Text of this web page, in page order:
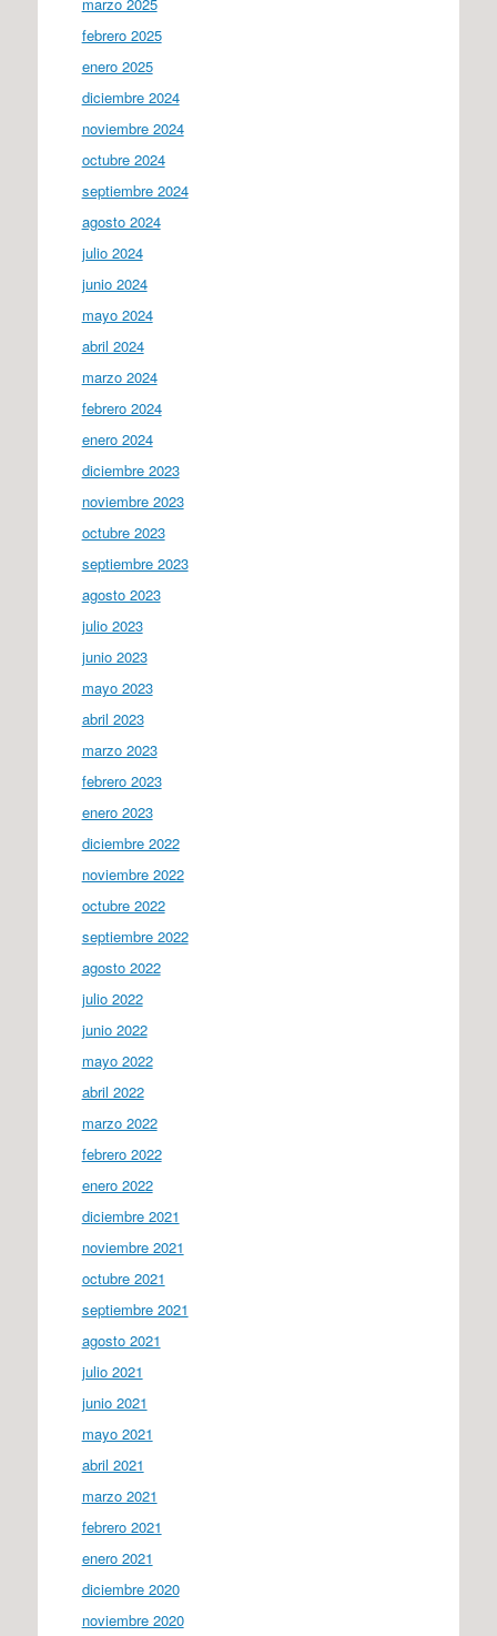
febrero 2025
enero 2025
diciembre 2024
noviembre 2024
octubre 2024
septiembre 2024
agosto 2024
julio 2024
junio 2024
mayo 2024
abril 2024
marzo 2024
febrero 2024
enero 2024
diciembre 2023
noviembre 2023
octubre 2023
septiembre 2023
agosto 2023
julio 2023
junio 2023
mayo 2023
abril 2023
marzo 2023
febrero 2023
enero 2023
diciembre 2022
noviembre 2022
octubre 2022
septiembre 2022
agosto 2022
julio 2022
junio 2022
mayo 2022
abril 2022
marzo 2022
febrero 2022
enero 2022
diciembre 2021
noviembre 2021
octubre 2021
septiembre 2021
agosto 2021
julio 2021
junio 2021
mayo 2021
abril 2021
marzo 2021
febrero 2021
enero 2021
diciembre 2020
noviembre 2020